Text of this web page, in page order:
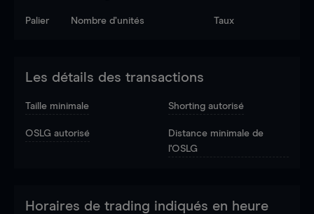
Palier Nombre d’unités Taux
Les détails des transactions
Taille minimale Shorting autorisé
OSLG autorisé
Distance minimale de
l'OSLG
Horaires de trading indiqués en heure